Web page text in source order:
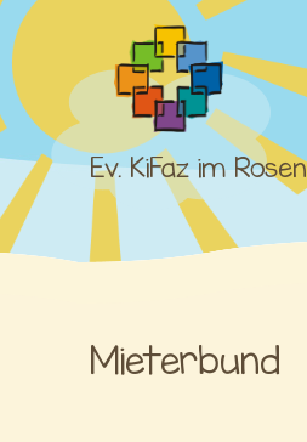
Ev. KiFaz im
Willkommen
Team
Kinderkrippe
Kindertagesstätte
Kurse
Mieterbund